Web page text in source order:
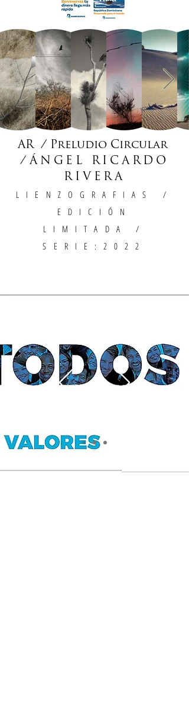
AR / Preludio Circular
/ÁNGEL RICARDO
RIVERA
LIENZOGRAFIAS
/
EDICIÓN
LIMITADA /
SERIE:2022